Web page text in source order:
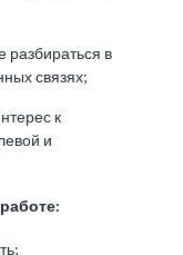
разбираться в
связях;
к
и